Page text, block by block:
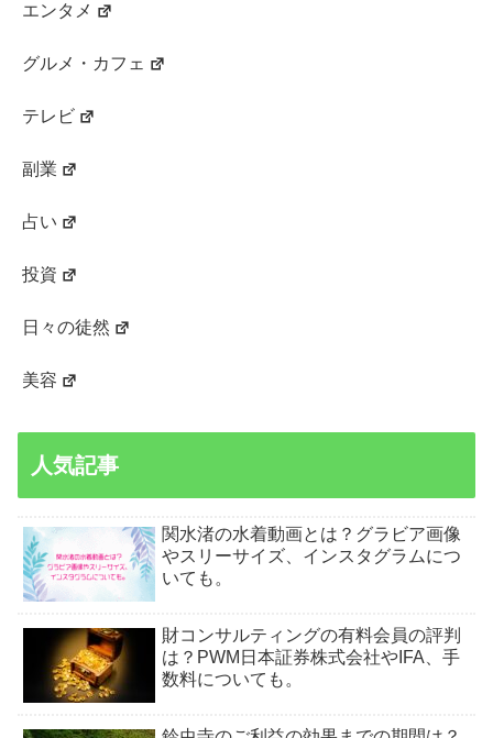
エンタメ
グルメ・カフェ
テレビ
副業
占い
投資
日々の徒然
美容
人気記事
関水渚の水着動画とは？グラビア画像
やスリーサイズ、インスタグラムにつ
いても。
財コンサルティングの有料会員の評判
は？PWM日本証券株式会社やIFA、手
数料についても。